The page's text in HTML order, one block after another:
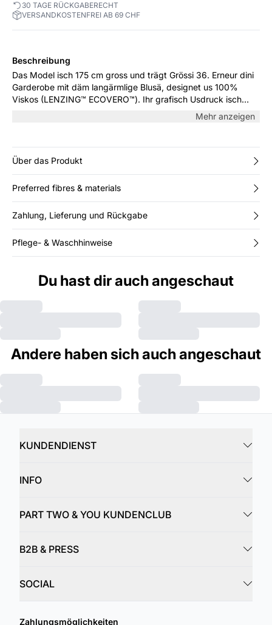
30 TAGE RÜCKGABERECHT
VERSANDKOSTENFREI AB 69 CHF
Beschreibung
Das Model isch 175 cm gross und trägt Grössi 36. Erneur dini
Garderobe mit däm langärmlige Blusä, designet us 100%
Viskos (LENZING™ ECOVERO™). Ihr grafisch Usdruck isch
sehr stylisch und wird dim Look mit Sicherheit es unique Streif
verleihä. Trag sie uf Arbeit oder pepp sie für bsundere Aaläss
Mehr anzeigen
Über das Produkt
Preferred fibres & materials
Zahlung, Lieferung und Rückgabe
Pflege- & Waschhinweise
Du hast dir auch angeschaut
Andere haben sich auch angeschaut
KUNDENDIENST
INFO
PART TWO & YOU KUNDENCLUB
B2B & PRESS
SOCIAL
Zahlungsmöglichkeiten